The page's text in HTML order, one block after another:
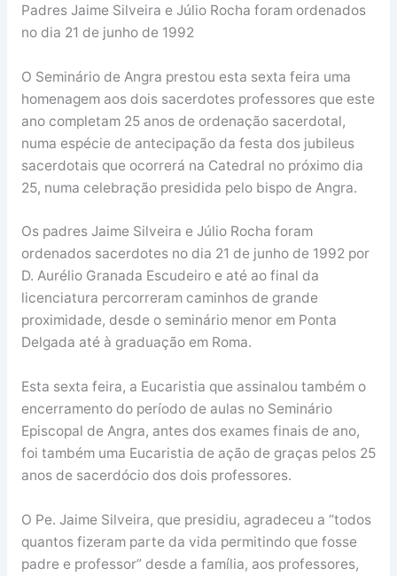
Padres Jaime Silveira e Júlio Rocha foram ordenados
no dia 21 de junho de 1992
O Seminário de Angra prestou esta sexta feira uma
homenagem aos dois sacerdotes professores que este
ano completam 25 anos de ordenação sacerdotal,
numa espécie de antecipação da festa dos jubileus
sacerdotais que ocorrerá na Catedral no próximo dia
25, numa celebração presidida pelo bispo de Angra.
Os padres Jaime Silveira e Júlio Rocha foram
ordenados sacerdotes no dia 21 de junho de 1992 por
D. Aurélio Granada Escudeiro e até ao final da
licenciatura percorreram caminhos de grande
proximidade, desde o seminário menor em Ponta
Delgada até à graduação em Roma.
Esta sexta feira, a Eucaristia que assinalou também o
encerramento do período de aulas no Seminário
Episcopal de Angra, antes dos exames finais de ano,
foi também uma Eucaristia de ação de graças pelos 25
anos de sacerdócio dos dois professores.
O Pe. Jaime Silveira, que presidiu, agradeceu a “todos
quantos fizeram parte da vida permitindo que fosse
padre e professor” desde a família, aos professores,